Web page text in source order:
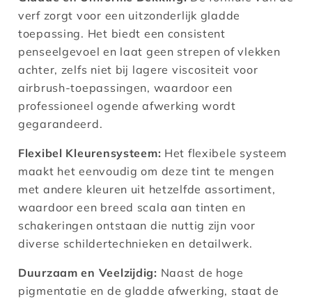
verf zorgt voor een uitzonderlijk gladde
toepassing. Het biedt een consistent
penseelgevoel en laat geen strepen of vlekken
achter, zelfs niet bij lagere viscositeit voor
airbrush-toepassingen, waardoor een
professioneel ogende afwerking wordt
gegarandeerd​.
Flexibel Kleurensysteem: Het flexibele systeem
maakt het eenvoudig om deze tint te mengen
met andere kleuren uit hetzelfde assortiment,
waardoor een breed scala aan tinten en
schakeringen ontstaan die nuttig zijn voor
diverse schildertechnieken en detailwerk​.
Duurzaam en Veelzijdig: Naast de hoge
pigmentatie en de gladde afwerking, staat de